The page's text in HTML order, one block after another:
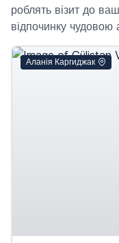
роблять візит до
відпочинку чудовою
Аланія Каргиджак